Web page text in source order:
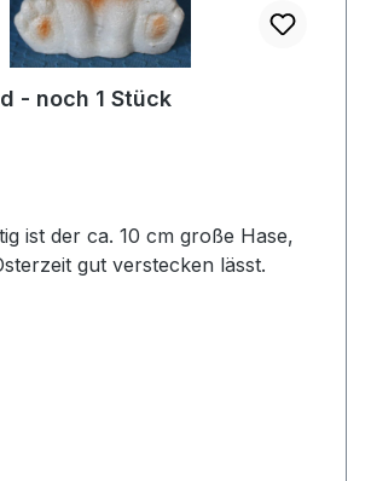
- noch 1 Stück
ist der ca. 10 cm große Hase,
gut verstecken lässt.